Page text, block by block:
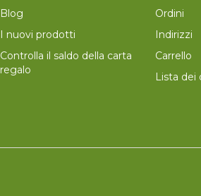
Blog
I nuovi prodotti
Controlla il saldo della carta
regalo
Ordini
Indirizzi
Carrello
Lista dei